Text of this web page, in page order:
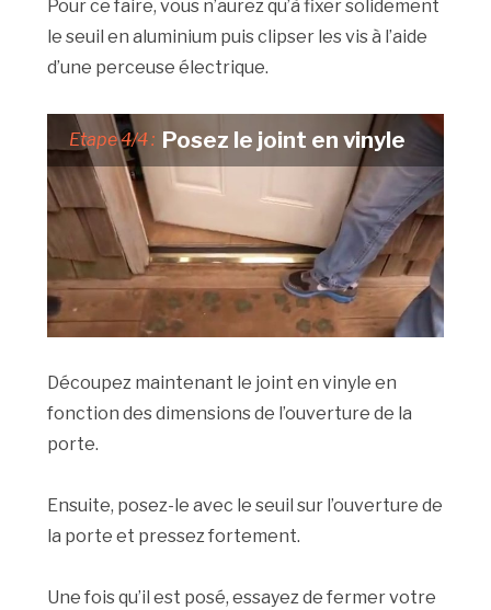
Pour ce faire, vous n’aurez qu’à fixer solidement
le seuil en aluminium puis clipser les vis à l’aide
d’une perceuse électrique.
Etape 4/4 : Posez le joint en vinyle
Découpez maintenant le joint en vinyle en
fonction des dimensions de l’ouverture de la
porte.
Ensuite, posez-le avec le seuil sur l’ouverture de
la porte et pressez fortement.
Une fois qu’il est posé, essayez de fermer votre